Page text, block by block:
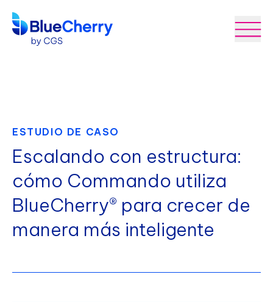
ESTUDIO DE CASO
Escalando con estructura:
cómo Commando utiliza
BlueCherry® para crecer de
manera más inteligente